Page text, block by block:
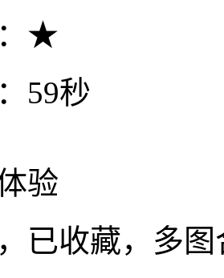
★
59秒
验
已收藏，多